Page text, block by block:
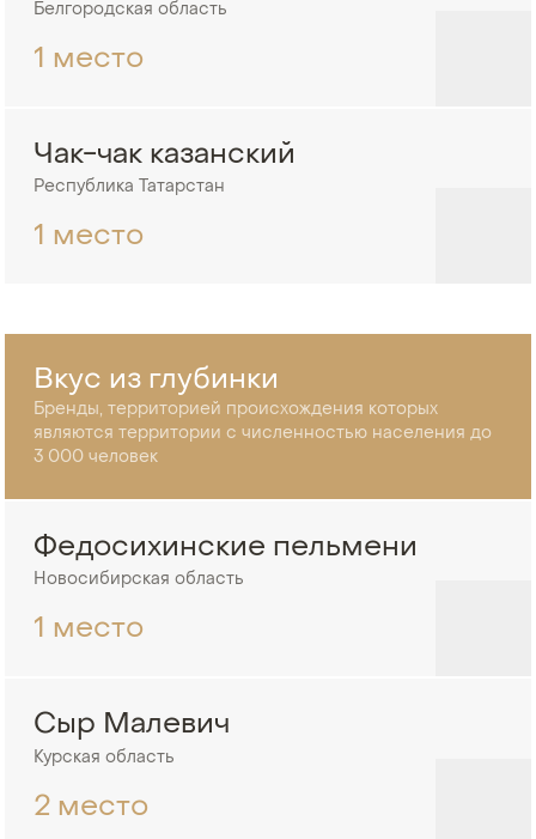
Белгородская область
1 место
Чак-чак казанский
Республика Татарстан
1 место
Вкус из глубинки
Бренды, территорией происхождения которых
являются территории с численностью населения до
3 000 человек
Федосихинские пельмени
Новосибирская область
1 место
Сыр Малевич
Курская область
2 место